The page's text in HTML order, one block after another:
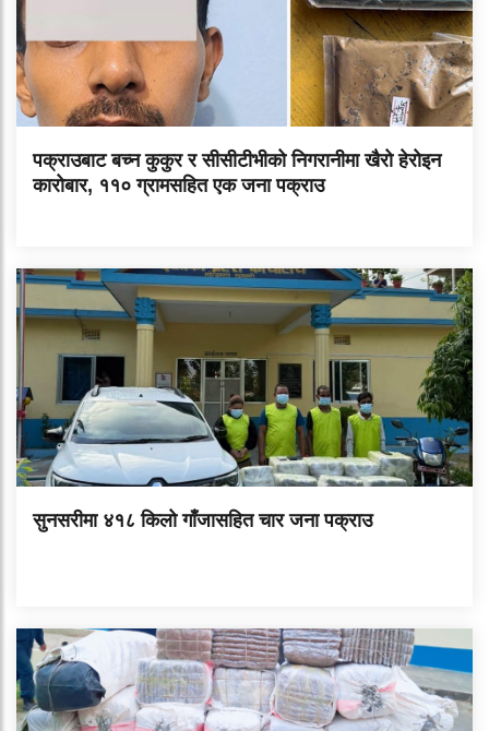
पक्राउबाट बच्न कुकुर र सीसीटीभीको निगरानीमा खैरो हेरोइन
कारोबार, ११० ग्रामसहित एक जना पक्राउ
सुनसरीमा ४१८ किलो गाँजासहित चार जना पक्राउ